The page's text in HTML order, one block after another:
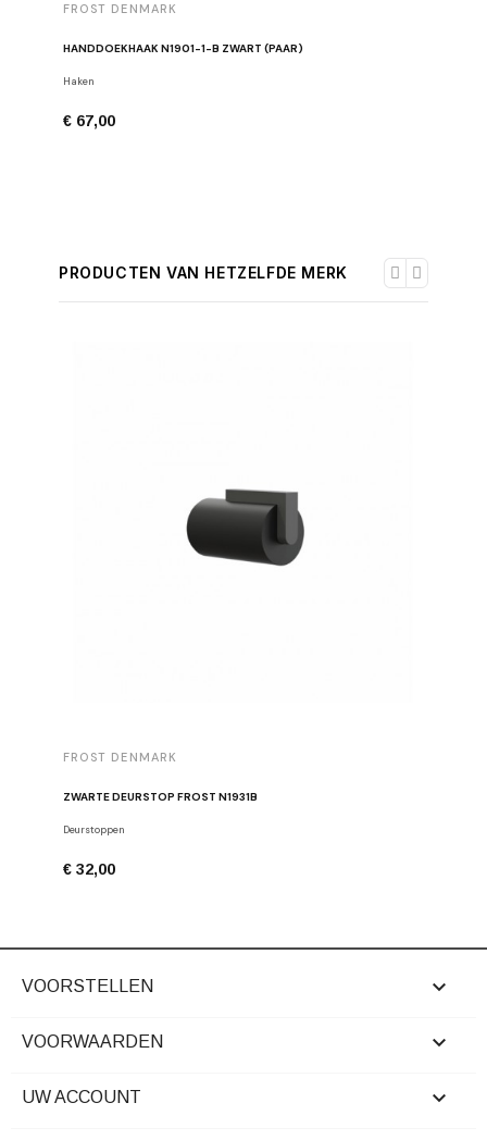
FROST DENMARK
HANDDOEKHAAK N1901-1-B ZWART (PAAR)
Haken
€ 67,00
PRODUCTEN VAN HETZELFDE MERK
FROST DENMARK
ZWARTE DEURSTOP FROST N1931B
Deurstoppen
€ 32,00
VOORSTELLEN 
VOORWAARDEN 
UW ACCOUNT 